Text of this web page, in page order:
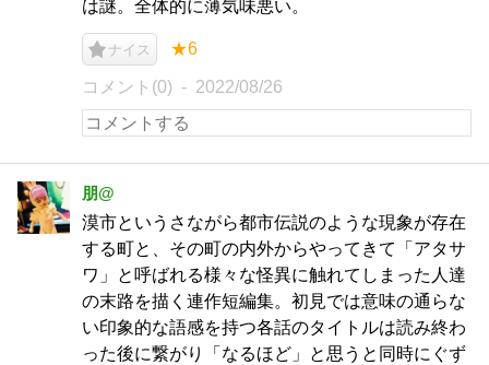
は謎。全体的に薄気味悪い。
ナイス ★6
コメント(0) 2022/08/26
朋@
漠市というさながら都市伝説のような現象が存在
する町と、その町の内外からやってきて「アタサ
ワ」と呼ばれる様々な怪異に触れてしまった人達
の末路を描く連作短編集。初見では意味の通らな
い印象的な語感を持つ各話のタイトルは読み終わ
った後に繋がり「なるほど」と思うと同時にぐず